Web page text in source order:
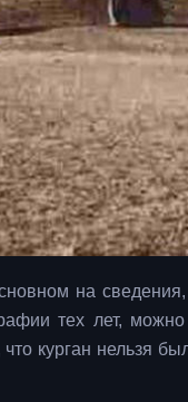
на
тех лет,
курган нельзя